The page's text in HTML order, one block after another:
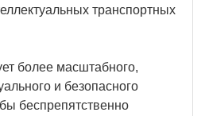
транспортных
более масштабного,
и безопасного
беспрепятственно